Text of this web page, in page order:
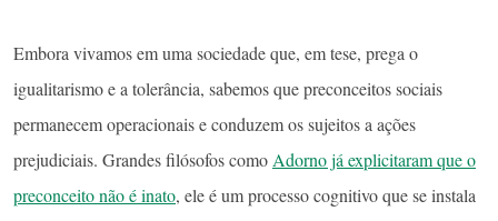
Embora vivamos em uma sociedade que, em tese, prega o
igualitarismo e a tolerância, sabemos que preconceitos sociais
permanecem operacionais e conduzem os sujeitos a ações
prejudiciais. Grandes filósofos como Adorno já explicitaram que o
preconceito não é inato, ele é um processo cognitivo que se instala